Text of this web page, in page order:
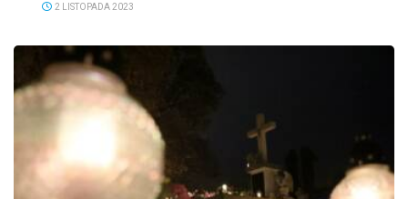
2 LISTOPADA 2023